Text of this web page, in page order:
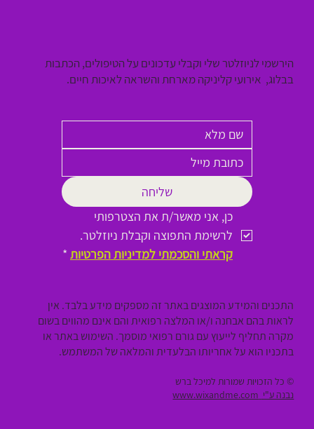
הירשמי לניוזלטר שלי וקבלי עדכונים על הטיפולים, הכתבות
בבלוג, אירועי קליניקה מארחת והשראה לאיכות חיים.
שליחה
לרשימת התפוצה וקבלת ניוזלטר.
קראתי והסכמתי למדיניות הפרטיות *
התכנים והמידע המוצגים באתר זה מספקים מידע בלבד. אין
לראות בהם אבחנה ו/או המלצה רפואית והם אינם מהווים בשום
מקרה תחליף לייעוץ עם גורם רפואי מוסמך. השימוש באתר או
בתכניו הוא על אחריותו הבלעדית והמלאה של המשתמש.
© כל הזכויות שמורות למיכל ברש
נבנה ע"י